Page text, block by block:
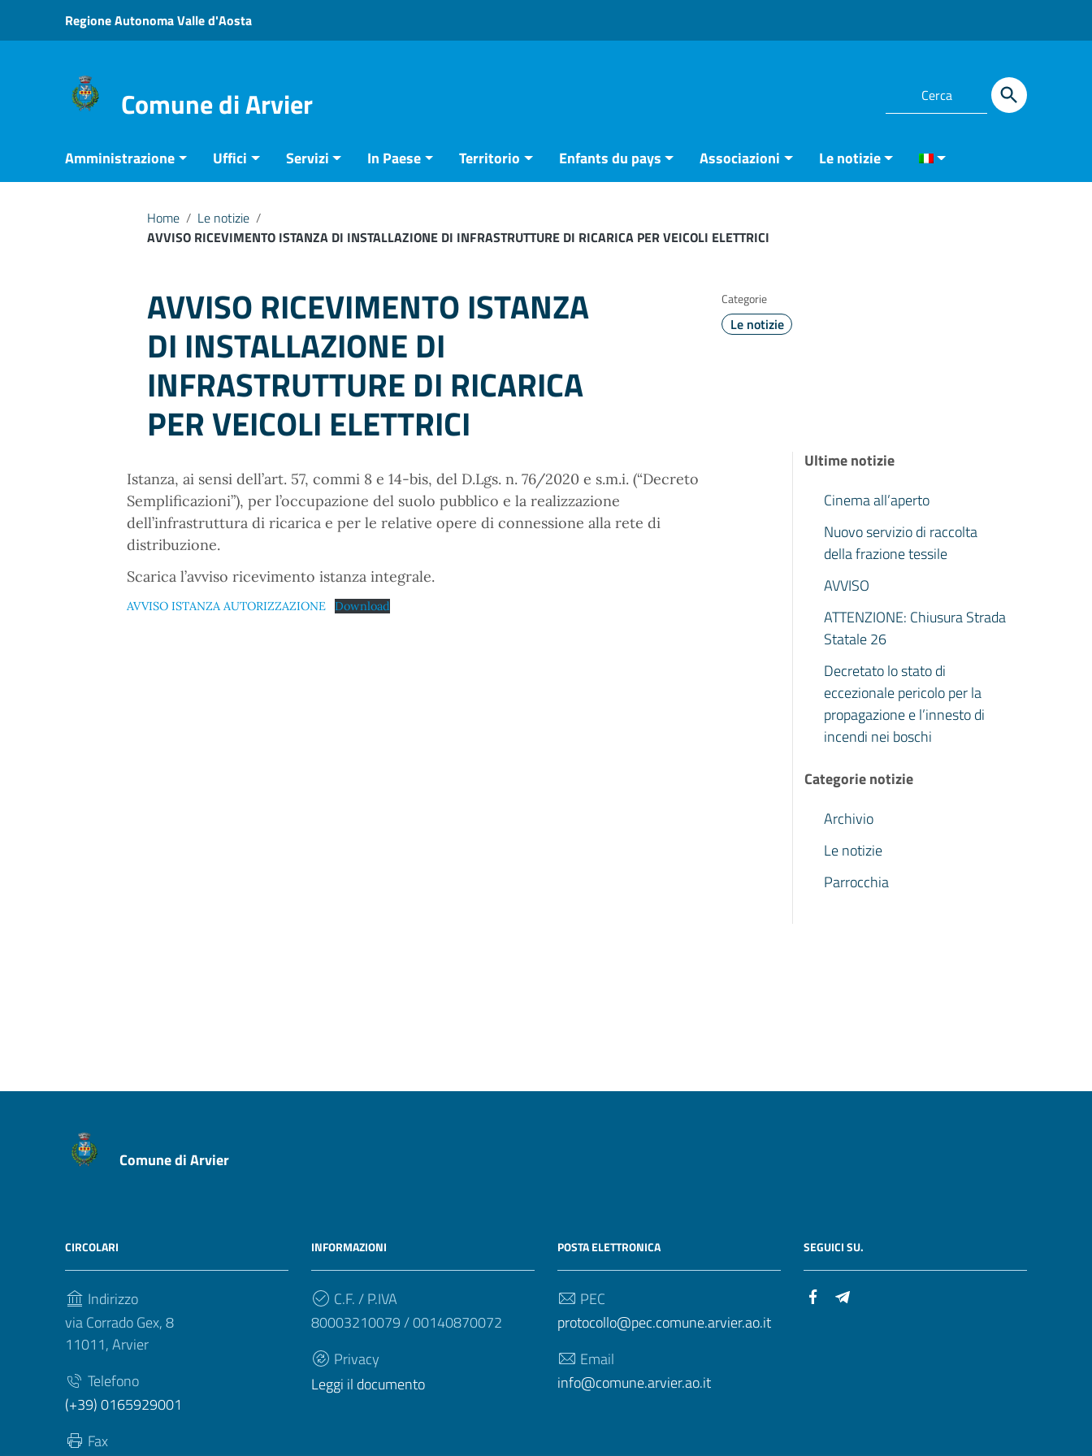
Vai ai contenuti
Vai al menu di navigazione
Regione Autonoma Valle d'Aosta
Comune di Arvier
Amministrazione Uffici Servizi In Paese Territorio Enfants du pays Associazioni Le notizie
Home / Le notizie /
AVVISO RICEVIMENTO ISTANZA DI INSTALLAZIONE DI INFRASTRUTTURE DI RICARICA PER VEICOLI ELETTRICI
AVVISO RICEVIMENTO ISTANZA
DI INSTALLAZIONE DI
INFRASTRUTTURE DI RICARICA
PER VEICOLI ELETTRICI
Categorie
Le notizie
Istanza, ai sensi dell’art. 57, commi 8 e 14-bis, del D.Lgs. n. 76/2020 e s.m.i. (“Decreto
Semplificazioni”), per l’occupazione del suolo pubblico e la realizzazione
dell’infrastruttura di ricarica e per le relative opere di connessione alla rete di
distribuzione.
Scarica l’avviso ricevimento istanza integrale.
AVVISO ISTANZA AUTORIZZAZIONE Download
Ultime notizie
Cinema all’aperto
Nuovo servizio di raccolta
della frazione tessile
AVVISO
ATTENZIONE: Chiusura Strada
Statale 26
Decretato lo stato di
eccezionale pericolo per la
propagazione e l’innesto di
incendi nei boschi
Categorie notizie
Archivio
Le notizie
Parrocchia
Comune di Arvier
CIRCOLARI
Indirizzo
via Corrado Gex, 8
11011, Arvier
Telefono
(+39) 0165929001
Fax
INFORMAZIONI
C.F. / P.IVA
80003210079 / 00140870072
Privacy
Leggi il documento
POSTA ELETTRONICA
PEC
protocollo@pec.comune.arvier.ao.it
Email
info@comune.arvier.ao.it
SEGUICI SU.